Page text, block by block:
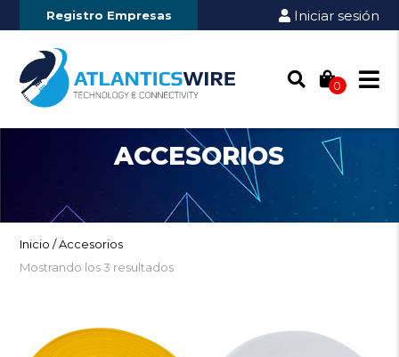
Registro Empresas Iniciar sesión
0
ACCESORIOS
Inicio / Accesorios
Mostrando los 3 resultados
Agotado